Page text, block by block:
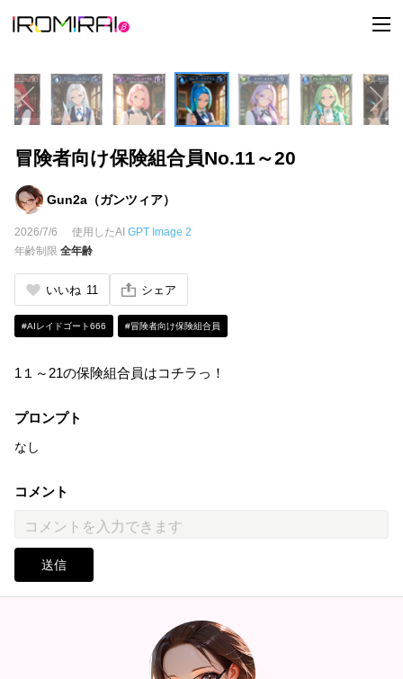
t
o
l
e
n
a
v
冒険者向け保険組合員No.11～20
Gun2a（ガンツィア）
2026/7/6 使用したAI GPT Image 2
年齢制限 全年齢
いいね 11 シェア
#AIレイドゴート666 #冒険者向け保険組合員
1１～21の保険組合員はコチラっ！
プロンプト
なし
コメント
送信